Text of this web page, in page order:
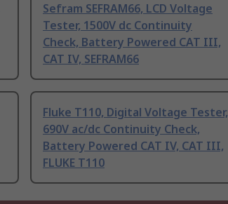
Sefram SEFRAM66, LCD Voltage
Tester, 1500V dc Continuity
Check, Battery Powered CAT III,
CAT IV, SEFRAM66
Fluke T110, Digital Voltage Tester,
690V ac/dc Continuity Check,
Battery Powered CAT IV, CAT III,
FLUKE T110